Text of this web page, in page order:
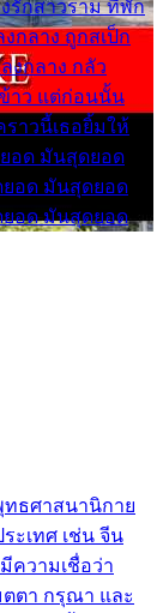
รักสาวราม ที่พัก
กลาง ถูกสเป็ก
งกลาง กลัว
าว แต่ก่อนนั้น
ราวนี้เธอยิ้มให้
อด มันสุดยอด
อด มันสุดยอด
อด มันสุดยอด
ทธศาสนานิกาย
ะเทศ เช่น จีน
ความเชื่อว่า
ตา กรุณา และ